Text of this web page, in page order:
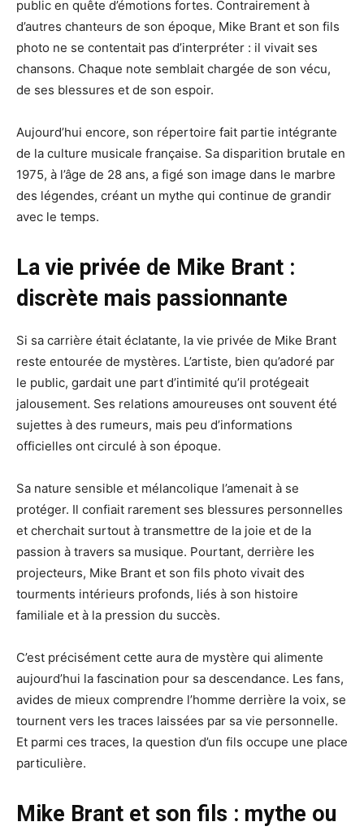
public en quête d’émotions fortes. Contrairement à
d’autres chanteurs de son époque, Mike Brant et son fils
photo ne se contentait pas d’interpréter : il vivait ses
chansons. Chaque note semblait chargée de son vécu,
de ses blessures et de son espoir.
Aujourd’hui encore, son répertoire fait partie intégrante
de la culture musicale française. Sa disparition brutale en
1975, à l’âge de 28 ans, a figé son image dans le marbre
des légendes, créant un mythe qui continue de grandir
avec le temps.
La vie privée de Mike Brant :
discrète mais passionnante
Si sa carrière était éclatante, la vie privée de Mike Brant
reste entourée de mystères. L’artiste, bien qu’adoré par
le public, gardait une part d’intimité qu’il protégeait
jalousement. Ses relations amoureuses ont souvent été
sujettes à des rumeurs, mais peu d’informations
officielles ont circulé à son époque.
Sa nature sensible et mélancolique l’amenait à se
protéger. Il confiait rarement ses blessures personnelles
et cherchait surtout à transmettre de la joie et de la
passion à travers sa musique. Pourtant, derrière les
projecteurs, Mike Brant et son fils photo vivait des
tourments intérieurs profonds, liés à son histoire
familiale et à la pression du succès.
C’est précisément cette aura de mystère qui alimente
aujourd’hui la fascination pour sa descendance. Les fans,
avides de mieux comprendre l’homme derrière la voix, se
tournent vers les traces laissées par sa vie personnelle.
Et parmi ces traces, la question d’un fils occupe une place
particulière.
Mike Brant et son fils : mythe ou